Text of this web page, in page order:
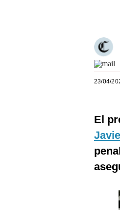
23/04/
El